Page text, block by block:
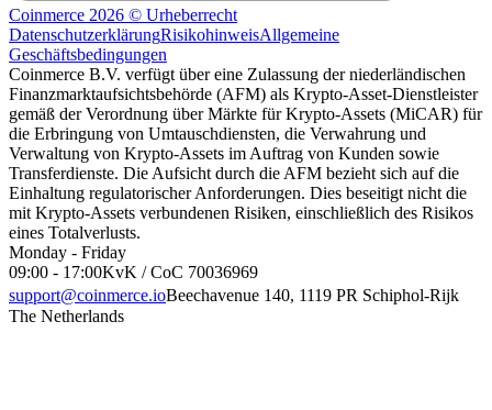
Coinmerce 2026 © Urheberrecht
DatenschutzerklärungRisikohinweisAllgemeine
Geschäftsbedingungen
Coinmerce B.V. verfügt über eine Zulassung der niederländischen
Finanzmarktaufsichtsbehörde (AFM) als Krypto-Asset-Dienstleister
gemäß der Verordnung über Märkte für Krypto-Assets (MiCAR) für
die Erbringung von Umtauschdiensten, die Verwahrung und
Verwaltung von Krypto-Assets im Auftrag von Kunden sowie
Transferdienste. Die Aufsicht durch die AFM bezieht sich auf die
Einhaltung regulatorischer Anforderungen. Dies beseitigt nicht die
mit Krypto-Assets verbundenen Risiken, einschließlich des Risikos
eines Totalverlusts.
Monday - Friday
09:00 - 17:00KvK / CoC 70036969
support@coinmerce.ioBeechavenue 140, 1119 PR Schiphol-Rijk
The Netherlands